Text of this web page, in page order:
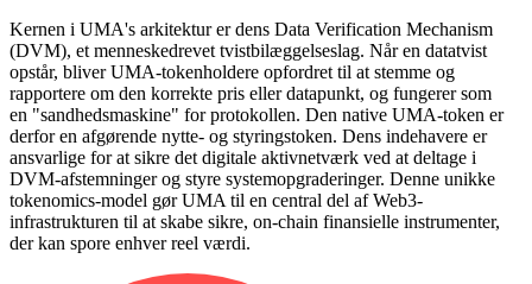
Kernen i UMA's arkitektur er dens Data Verification Mechanism
(DVM), et menneskedrevet tvistbilæggelseslag. Når en datatvist
opstår, bliver UMA-tokenholdere opfordret til at stemme og
rapportere om den korrekte pris eller datapunkt, og fungerer som
en "sandhedsmaskine" for protokollen. Den native UMA-token er
derfor en afgørende nytte- og styringstoken. Dens indehavere er
ansvarlige for at sikre det digitale aktivnetværk ved at deltage i
DVM-afstemninger og styre systemopgraderinger. Denne unikke
tokenomics-model gør UMA til en central del af Web3-
infrastrukturen til at skabe sikre, on-chain finansielle instrumenter,
der kan spore enhver reel værdi.